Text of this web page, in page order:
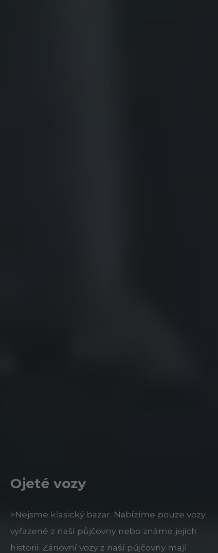
Ojeté vozy
>Nejsme klasický bazar. Nabízíme pouze vozy
vyřazené z naší půjčovny nebo známe jejich
historii. Zánovní vozy z naší půjčovny mají